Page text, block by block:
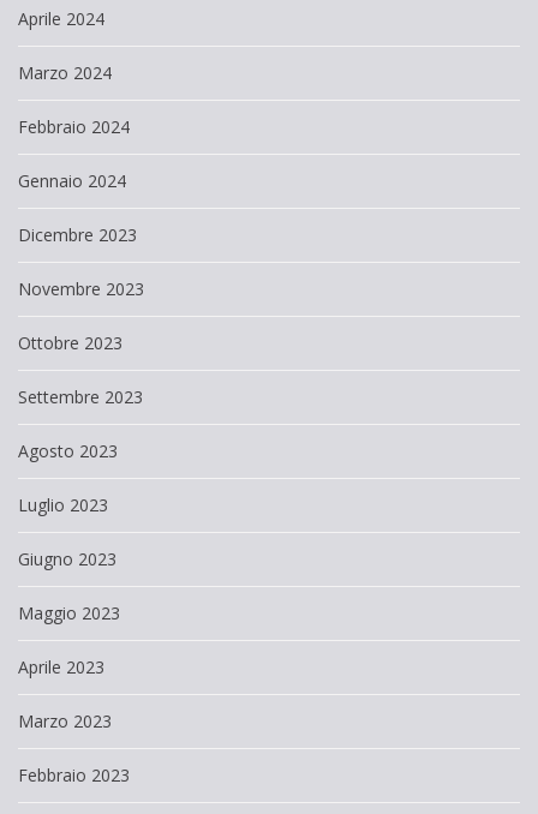
Aprile 2024
Marzo 2024
Febbraio 2024
Gennaio 2024
Dicembre 2023
Novembre 2023
Ottobre 2023
Settembre 2023
Agosto 2023
Luglio 2023
Giugno 2023
Maggio 2023
Aprile 2023
Marzo 2023
Febbraio 2023